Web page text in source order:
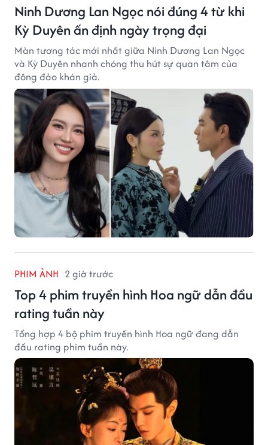
Ninh Dương Lan Ngọc nói đúng 4 từ khi
Kỳ Duyên ấn định ngày trọng đại
Màn tương tác mới nhất giữa Ninh Dương Lan Ngọc
và Kỳ Duyên nhanh chóng thu hút sự quan tâm của
đông đảo khán giả.
PHIM ẢNH 2 giờ trước
Top 4 phim truyền hình Hoa ngữ dẫn đầu
rating tuần này
Tổng hợp 4 bộ phim truyền hình Hoa ngữ đang dẫn
đầu rating phim tuần này.